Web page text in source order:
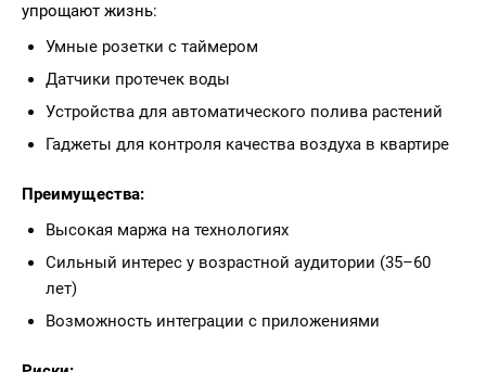
упрощают жизнь:
Умные розетки с таймером
Датчики протечек воды
Устройства для автоматического полива растений
Гаджеты для контроля качества воздуха в квартире
Преимущества:
Высокая маржа на технологиях
Сильный интерес у возрастной аудитории (35–60
лет)
Возможность интеграции с приложениями